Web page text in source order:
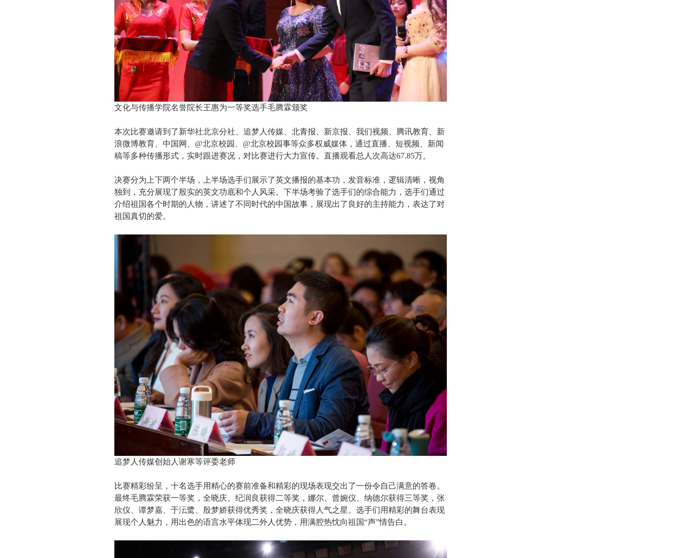
文化与传播学院名誉院长王惠为一等奖选手毛腾霖颁奖
本次比赛邀请到了新华社北京分社、追梦人传媒、北青报、新京报、我们视频、腾讯教育、新
浪微博教育、中国网、@北京校园、@北京校园事等众多权威媒体，通过直播、短视频、新闻
稿等多种传播形式，实时跟进赛况，对比赛进行大力宣传。直播观看总人次高达67.85万。
决赛分为上下两个半场，上半场选手们展示了英文播报的基本功，发音标准，逻辑清晰，视角
独到，充分展现了殷实的英文功底和个人风采。下半场考验了选手们的综合能力，选手们通过
介绍祖国各个时期的人物，讲述了不同时代的中国故事，展现出了良好的主持能力，表达了对
祖国真切的爱。
追梦人传媒创始人谢寒等评委老师
比赛精彩纷呈，十名选手用精心的赛前准备和精彩的现场表现交出了一份令自己满意的答卷。
最终毛腾霖荣获一等奖，全晓庆、纪润良获得二等奖，娜尔、曾婉仪、纳德尔获得三等奖，张
欣仪、谭梦嘉、于沄鹭、殷梦娇获得优秀奖，全晓庆获得人气之星。选手们用精彩的舞台表现
展现个人魅力，用出色的语言水平体现二外人优势，用满腔热忱向祖国“声”情告白。